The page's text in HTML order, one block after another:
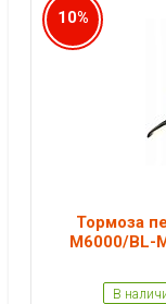
10%
Тормоза
M6000/BL-
В